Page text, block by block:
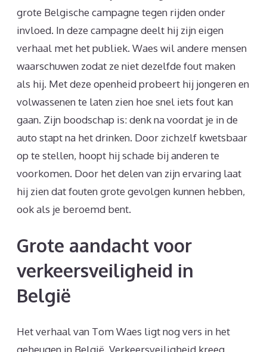
grote Belgische campagne tegen rijden onder
invloed. In deze campagne deelt hij zijn eigen
verhaal met het publiek. Waes wil andere mensen
waarschuwen zodat ze niet dezelfde fout maken
als hij. Met deze openheid probeert hij jongeren en
volwassenen te laten zien hoe snel iets fout kan
gaan. Zijn boodschap is: denk na voordat je in de
auto stapt na het drinken. Door zichzelf kwetsbaar
op te stellen, hoopt hij schade bij anderen te
voorkomen. Door het delen van zijn ervaring laat
hij zien dat fouten grote gevolgen kunnen hebben,
ook als je beroemd bent.
Grote aandacht voor
verkeersveiligheid in
België
Het verhaal van Tom Waes ligt nog vers in het